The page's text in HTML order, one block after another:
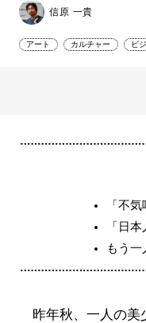
信原 一貴
アート カルチャー ビ
「不
「日
もう一
昨年秋、一人の美